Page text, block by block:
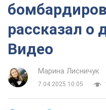
рассказал о
Видео
Марина Лисничук
7.04.2025 10:05